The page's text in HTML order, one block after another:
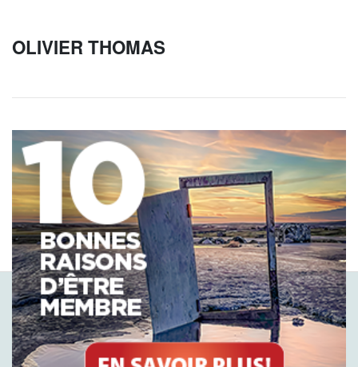
OLIVIER THOMAS
ACCUEIL QUI NOUS SOMMES
ADHÉSION
LIENS
PARTENAIRES
CALENDRIER 2026–2027
CONTACT